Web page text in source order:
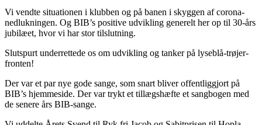
Vi vendte situationen i klubben og på banen i skyggen af corona-
nedlukningen. Og BIB’s positive udvikling generelt her op til 30-års
jubilæet, hvor vi har stor tilslutning.
Slutspurt underrettede os om udvikling og tanker på lyseblå-trøjer-
fronten!
Der var et par nye gode sange, som snart bliver offentliggjort på
BIB’s hjemmeside. Der var trykt et tillægshæfte et sangbogen med
de senere års BIB-sange.